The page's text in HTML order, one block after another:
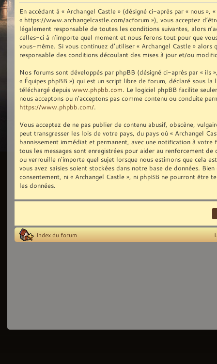
En accédant à « Archangel Castle » (désigné ci-après par « nous »,
« https://www.archangelcastle.com/acforum »), vous acceptez
légalement responsable de toutes les conditions suivantes, alors
celles-ci à n’importe quel moment et nous ferons tout pour que
vous-même. Si vous continuez d’utiliser « Archangel Castle »
responsable des conditions découlant des mises à jour et/ou
Nos forums sont développés par phpBB (désigné ci-après par « ils
« Équipes phpBB ») qui est un script libre de forum, déclaré sous la
téléchargé depuis www.phpbb.com. Le logiciel phpBB facilite
nous acceptons ou n’acceptons pas comme contenu ou conduite
https://www.phpbb.com/.
Vous acceptez de ne pas publier de contenu abusif, obscène,
peut transgresser les lois de votre pays, du pays où « Archangel
bannissement immédiat et permanent, avec une notification à votre
tous les messages sont enregistrées pour aider au renforcement
ou verrouille n’importe quel sujet lorsque nous estimons que cela
vous avez saisies soient stockées dans notre base de données.
consentement, ni « Archangel Castle », ni phpBB ne pourront être
les données.
Index du forum